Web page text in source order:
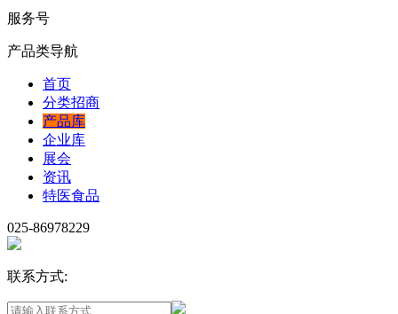
服务号
产品类导航
首页
分类招商
产品库
企业库
展会
资讯
特医食品
025-86978229
联系方式: